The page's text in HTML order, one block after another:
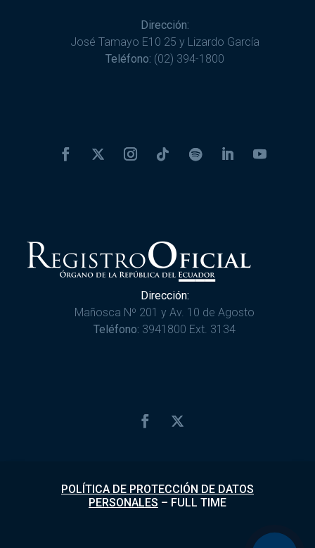
Dirección:
José Tamayo E10 25 y Lizardo García
Teléfono: (02) 394-1800
Dirección:
Mañosca Nº 201 y Av. 10 de Agosto
Teléfono: 3941800 Ext. 3134
POLÍTICA DE PROTECCIÓN DE DATOS
PERSONALES – FULL TIME